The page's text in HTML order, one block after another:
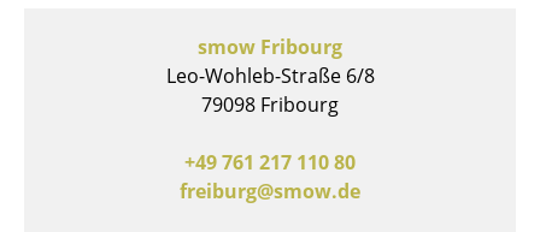
Chaises cantilever
smow Fribourg
Leo-Wohleb-Straße 6/8
79098 Fribourg
+49 761 217 110 80
freiburg@smow.de